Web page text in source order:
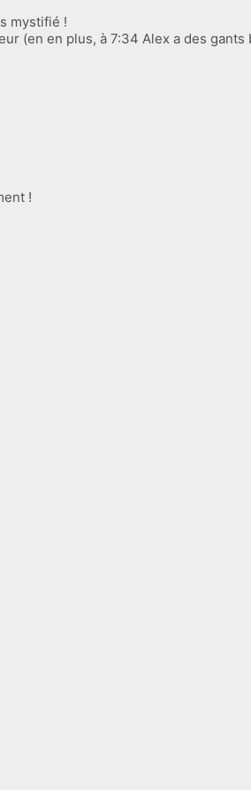
mystifié !
(en en plus, à 7:34 Alex a des gants
!